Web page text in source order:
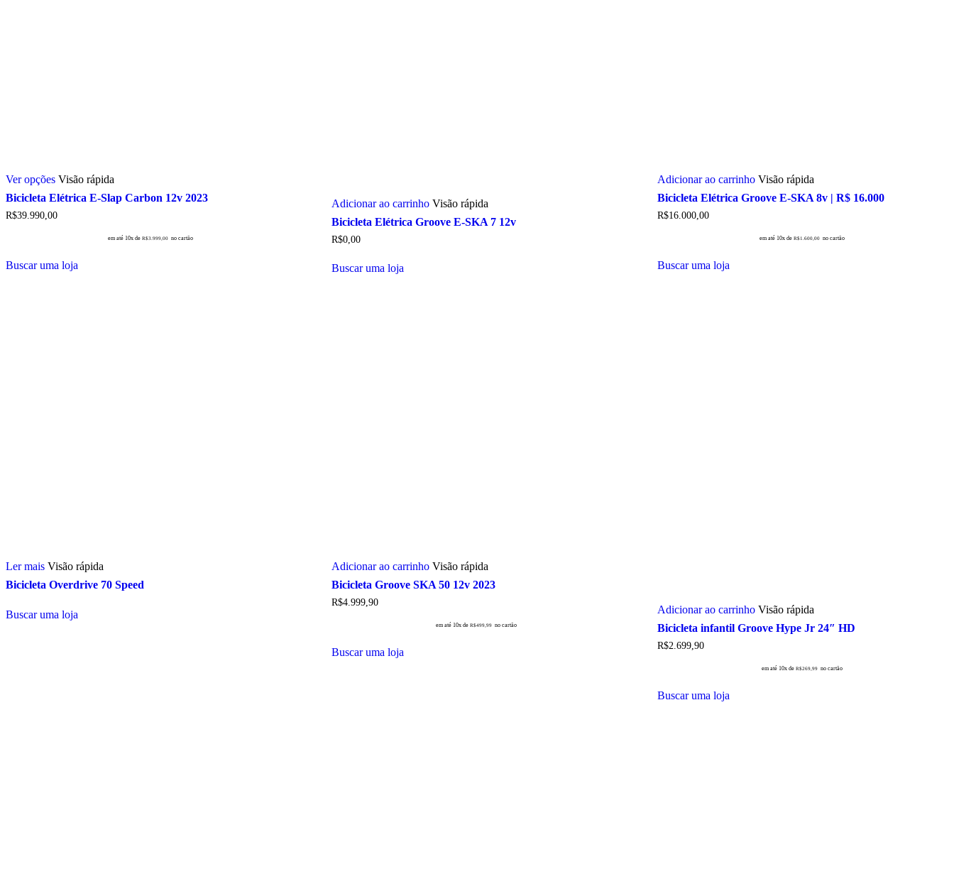
Ver opções produto
tem
várias
ser
Visão rápida
Bicicleta Elétrica E-Slap Carbon 12v 2023
R$39.990,00
em até 10x deR$3.999,00 no cartão
Buscar uma loja
Adicionar ao carrinho Visão rápida
Bicicleta Elétrica Groove E-SKA 7 12v
R$0,00
Buscar uma loja
Adicionar ao carrinho Visão rápida
Bicicleta Elétrica Groove E-SKA 8v | R$ 16.000
R$16.000,00
em até 10x de R$1.600,00 no cartão
Buscar uma loja
Ler mais Visão rápida
Bicicleta Overdrive 70 Speed
Buscar uma loja
Adicionar ao carrinho Visão rápida
Bicicleta Groove SKA 50 12v 2023
R$4.999,90
em até 10x de R$499,99 no cartão
Buscar uma loja
Adicionar ao carrinho Visão rápida
Bicicleta infantil Groove Hype Jr 24″ HD
R$2.699,90
em até 10x de R$269,99 no cartão
Buscar uma loja